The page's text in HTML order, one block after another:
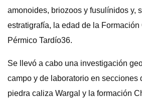
amonoides, briozoos y fusulínidos y,
estratigrafía, la edad de la Formación
Pérmico Tardío36.
Se llevó a cabo una investigación
campo y de laboratorio en secciones
piedra caliza Wargal y la formación